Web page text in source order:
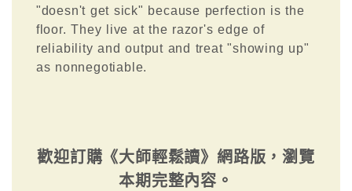
"doesn't get sick" because perfection is the
floor. They live at the razor's edge of
reliability and output and treat "showing up"
as nonnegotiable.
歡迎訂購《大師輕鬆讀》網路版，瀏覽
本期完整內容。